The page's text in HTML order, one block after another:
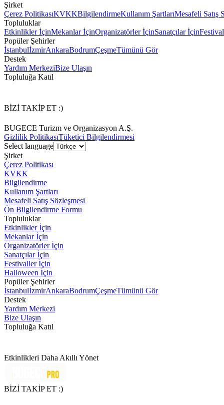
Şirket
Çerez PolitikasıKVKKBilgilendirmeKullanım ŞartlarıMesafeli Satış
Topluluklar
Etkinlikler İçinMekanlar İçinOrganizatörler İçinSanatçılar İçin
Popüler Şehirler
İstanbulİzmirAnkaraBodrumÇeşmeTümünü Gör
Destek
Yardım MerkeziBize Ulaşın
Topluluğa Katıl
BİZİ TAKİP ET :)
BUGECE Turizm ve Organizasyon A.Ş.
Gizlilik PolitikasıTüketici Bilgilendirmesi
Select language
Şirket
Çerez Politikası
KVKK
Bilgilendirme
Kullanım Şartları
Mesafeli Satış Sözleşmesi
Ön Bilgilendirme Formu
Topluluklar
Etkinlikler İçin
Mekanlar İçin
Organizatörler İçin
Sanatçılar İçin
Festivaller İçin
Halloween İçin
Popüler Şehirler
İstanbulİzmirAnkaraBodrumÇeşmeTümünü Gör
Destek
Yardım Merkezi
Bize Ulaşın
Topluluğa Katıl
Etkinlikleri Daha Akıllı Yönet
BİZİ TAKİP ET :)